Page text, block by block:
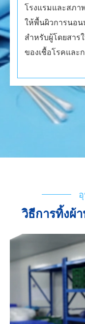
โรงแรมและสภา
ให้พื้นผิวการนอ
สำหรับผู้โดยสาร
ของเชื้อโรคและ
วิธีการทิ้งผ้